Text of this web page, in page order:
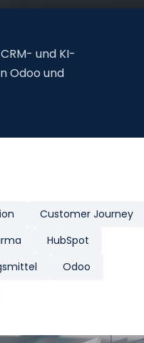
und KI-
Odoo und
Customer Journey
HubSpot
Odoo